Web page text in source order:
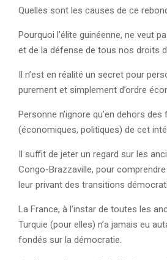
Quelles sont les causes de ce
Pourquoi l’élite guinéenne, ne veut
et de la défense de tous nos droits
Il n’est en réalité un secret pour
purement et simplement d’ordre
Personne n’ignore qu’en dehors
(économiques, politiques) de cet
Il suffit de jeter un regard sur les
Congo-Brazzaville, pour
leur privant des transitions
La France, à l’instar de toutes les
Turquie (pour elles) n’a jamais eu
fondés sur la démocratie.